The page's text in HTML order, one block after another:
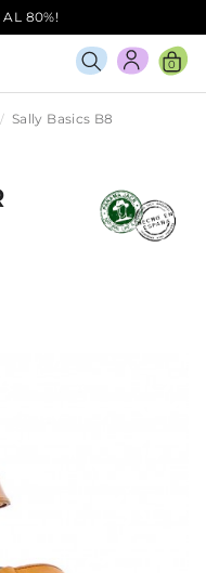
AL 80%!
0
Sally Basics B8